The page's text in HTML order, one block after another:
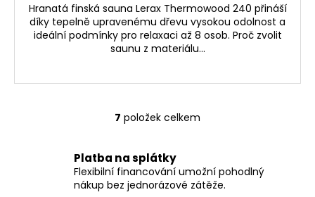
Hranatá finská sauna Lerax Thermowood 240 přináší
díky tepelně upravenému dřevu vysokou odolnost a
ideální podmínky pro relaxaci až 8 osob. Proč zvolit
saunu z materiálu...
O
l
á
d
7 položek celkem
Platba na splátky
Flexibilní financování umožní pohodlný
nákup bez jednorázové zátěže.